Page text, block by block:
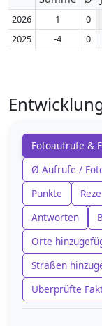
2026 1 0
2025
-4 0
Fotoaufrufe &
Ø Aufrufe /
Punkte
Antworten
Orte
Straßen
Überprüfte